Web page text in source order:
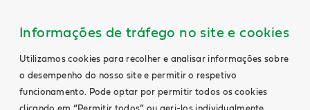
Informações de tráfego no site e cookies
Utilizamos cookies para recolher e analisar informações sobre
o desempenho do nosso site e permitir o respetivo
funcionamento. Pode optar por permitir todos os cookies